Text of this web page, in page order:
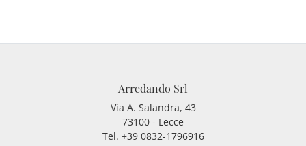
Arredando Srl
Via A. Salandra, 43
73100 - Lecce
Tel. +39 0832-1796916